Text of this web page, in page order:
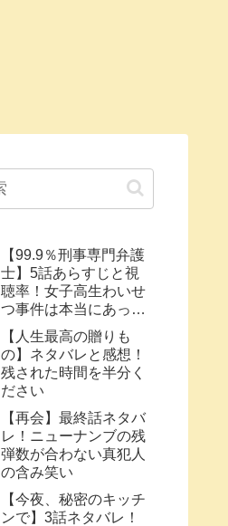
【99.9％刑事専門弁護
士】5話あらすじと視
聴率！女子高生わいせ
つ事件は本当にあった
のか
【人生最高の贈りも
の】ネタバレと感想！
残された時間を半分く
ださい
【再会】最終話ネタバ
レ！ニューナンブの残
弾数が合わない真犯人
の含み笑い
【今夜、秘密のキッチ
ンで】3話ネタバレ！